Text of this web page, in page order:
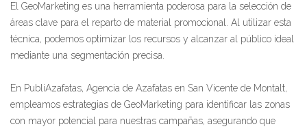
El GeoMarketing es una herramienta poderosa para la selección de
áreas clave para el reparto de material promocional. Al utilizar esta
técnica, podemos optimizar los recursos y alcanzar al público ideal
mediante una segmentación precisa.
En PubliAzafatas, Agencia de Azafatas en San Vicente de Montalt,
empleamos estrategias de GeoMarketing para identificar las zonas
con mayor potencial para nuestras campañas, asegurando que